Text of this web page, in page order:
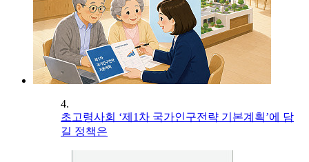
4.
초고령사회 ‘제1차 국가인구전략 기본계획’에 담
길 정책은